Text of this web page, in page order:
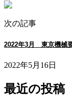
次の記事
2022年3月 東京機械
2022年5月16日
最近の投稿